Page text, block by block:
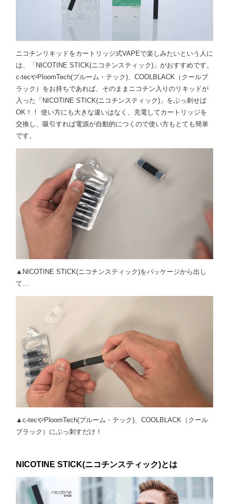
ニコチンリキッドをカートリッジ式VAPEで楽しみたいという人に
は、「NICOTINE STICK(ニコチンスティック)」がおすすめです。
c-tecやPloomTech(プルーム・テック)、COOLBLACK（クールブ
ラック）をお持ちであれば、そのままニコチン入りのリキッドが
入った「NICOTINE STICK(ニコチンスティック)」をぶっ刺せば
OK！！ 使い方にも大きな違いはなく、充電してカートリッジを
交換し、吸引すれば電源が自動的につくので使い方もとても簡単
です。
▲NICOTINE STICK(ニコチンスティック)をパッケージから出し
て…
▲c-tecやPloomTech(プルーム・テック)、COOLBLACK（クール
ブラック）にぶっ刺すだけ！
NICOTINE STICK(ニコチンスティック)とは